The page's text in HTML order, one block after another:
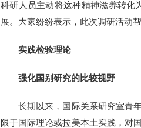
科研人员主动将这种精神滋养转化
展。大家纷纷表示，此次调研活动
实践检验理论
强化国别研究的比较视野
长期以来，国际关系研究室青年
限于国际理论或拉美本土实践，对